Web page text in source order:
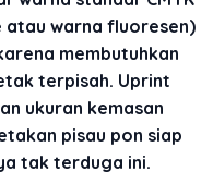
warna fluoresen)
membutuhkan
terpisah. Uprint
ukuran kemasan
pisau pon siap
tak terduga ini.